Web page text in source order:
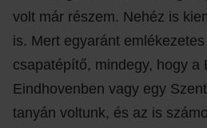
volt már részem. Nehéz is
is. Mert egyaránt
csapatépítő, mindegy, hogy a
Eindhovenben vagy egy
tanyán voltunk, és az is